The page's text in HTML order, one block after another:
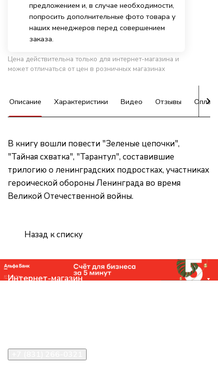
предложением и, в случае необходимости,
попросить дополнительные фото товара у
наших менеджеров перед совершением
заказа.
Цена действительна только для интернет-магазина и
может отличаться от цен в розничных магазинах
Описание Характеристики Видео Отзывы Оплата
В книгу вошли повести "Зеленые цепочки",
"Тайная схватка", "Тарантул", составившие
трилогию о ленинградских подростках, участниках
героической обороны Ленинграда во время
Великой Отечественной войны.
Назад к списку
Интернет-магазин